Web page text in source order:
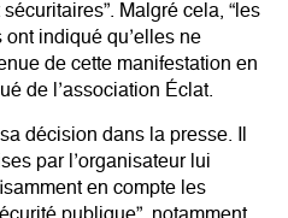
Malgré cela, “les
indiqué qu’elles ne
de cette manifestation en
de l’association Éclat.
décision dans la presse. Il
par l’organisateur lui
en compte les